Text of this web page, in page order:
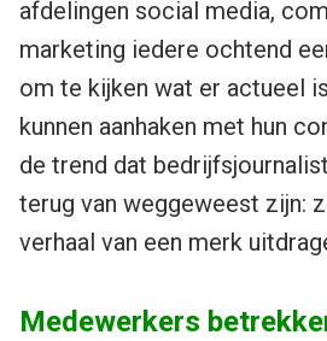
afdelingen social media,
marketing iedere ochtend
om te kijken wat er actueel
kunnen aanhaken met hun
de trend dat
terug van weggeweest zijn:
verhaal van een merk
Medewerkers